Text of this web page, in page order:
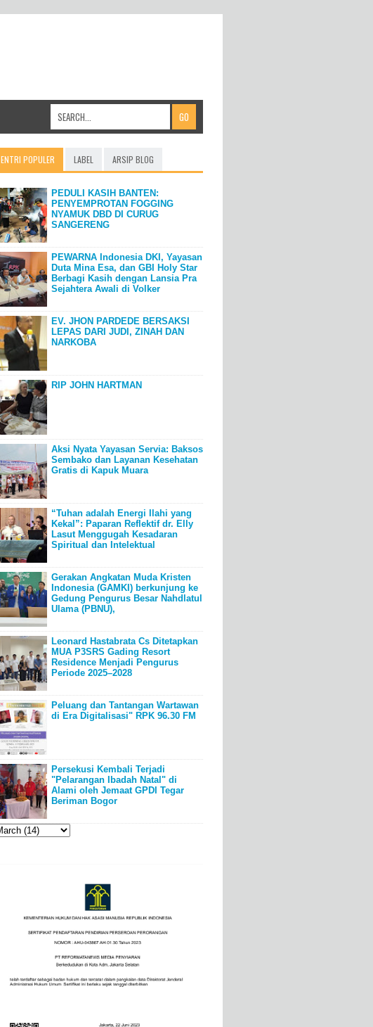
ENTRI POPULER LABEL ARSIP BLOG
PEDULI KASIH BANTEN:
PENYEMPROTAN FOGGING
NYAMUK DBD DI CURUG
SANGERENG
PEWARNA Indonesia DKI, Yayasan
Duta Mina Esa, dan GBI Holy Star
Berbagi Kasih dengan Lansia Pra
Sejahtera Awali di Volker
EV. JHON PARDEDE BERSAKSI
LEPAS DARI JUDI, ZINAH DAN
NARKOBA
RIP JOHN HARTMAN
Aksi Nyata Yayasan Servia: Baksos
Sembako dan Layanan Kesehatan
Gratis di Kapuk Muara
“Tuhan adalah Energi Ilahi yang
Kekal”: Paparan Reflektif dr. Elly
Lasut Menggugah Kesadaran
Spiritual dan Intelektual
Gerakan Angkatan Muda Kristen
Indonesia (GAMKI) berkunjung ke
Gedung Pengurus Besar Nahdlatul
Ulama (PBNU),
Leonard Hastabrata Cs Ditetapkan
MUA P3SRS Gading Resort
Residence Menjadi Pengurus
Periode 2025–2028
Peluang dan Tantangan Wartawan
di Era Digitalisasi" RPK 96.30 FM
Persekusi Kembali Terjadi
"Pelarangan Ibadah Natal" di
Alami oleh Jemaat GPDI Tegar
Beriman Bogor